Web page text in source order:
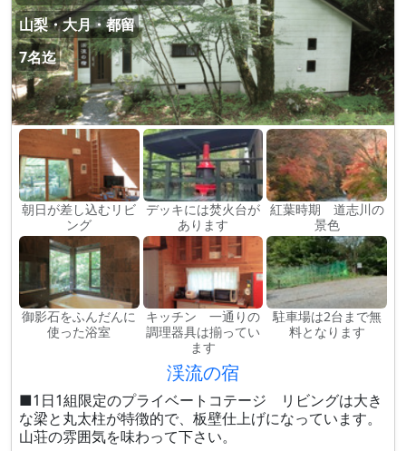
山梨・大月・都留
7名迄
朝日が差し込むリビ
ング
デッキには焚火台が
あります
紅葉時期 道志川の
景色
御影石をふんだんに
使った浴室
キッチン 一通りの
調理器具は揃ってい
ます
駐車場は2台まで無
料となります
渓流の宿
■1日1組限定のプライベートコテージ リビングは大き
な梁と丸太柱が特徴的で、板壁仕上げになっています。
山荘の雰囲気を味わって下さい。